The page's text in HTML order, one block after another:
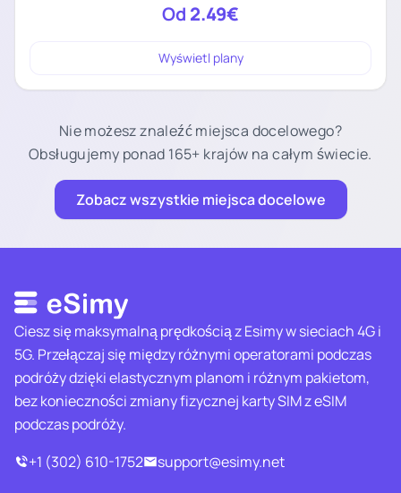
Od 2.49€
Wyświetl plany
Nie możesz znaleźć miejsca docelowego?
Obsługujemy ponad 165+ krajów na całym świecie.
Zobacz wszystkie miejsca docelowe
Ciesz się maksymalną prędkością z Esimy w sieciach 4G i
5G. Przełączaj się między różnymi operatorami podczas
podróży dzięki elastycznym planom i różnym pakietom,
bez konieczności zmiany fizycznej karty SIM z eSIM
podczas podróży.
+1 (302) 610-1752
support@esimy.net